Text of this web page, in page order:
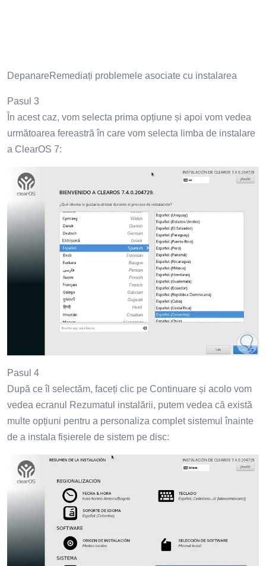
DepanareRemediați problemele asociate cu instalarea
Pasul 3
În acest caz, vom selecta prima opțiune și apoi vom vedea
următoarea fereastră în care vom selecta limba de instalare
a ClearOS 7:
Pasul 4
După ce îl selectăm, faceți clic pe Continuare și acolo vom
vedea ecranul Rezumatul instalării, putem vedea că există
multe opțiuni pentru a personaliza complet sistemul înainte
de a instala fișierele de sistem pe disc: